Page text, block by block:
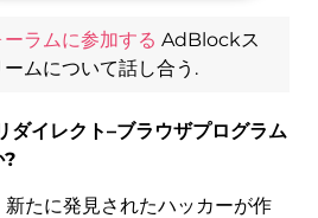
ーラムに参加する AdBlockス
ームについて話し合う.
イレクト–ブラウザプログラム
?
たに発見されたハッカーが作